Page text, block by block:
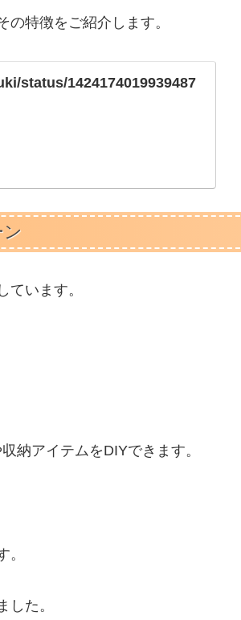
特徴をご紹介します。
status/1424174019939487
います。
納アイテムをDIYできます​​。
た。